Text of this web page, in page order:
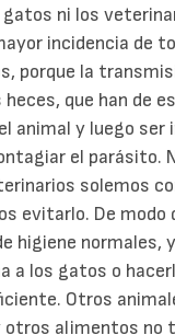
ni los
incidencia de
porque la
que han de
animal y luego ser
el parásito.
solemos
evitarlo. De modo
higiene normales,
a los gatos o
Otros
otros alimentos no